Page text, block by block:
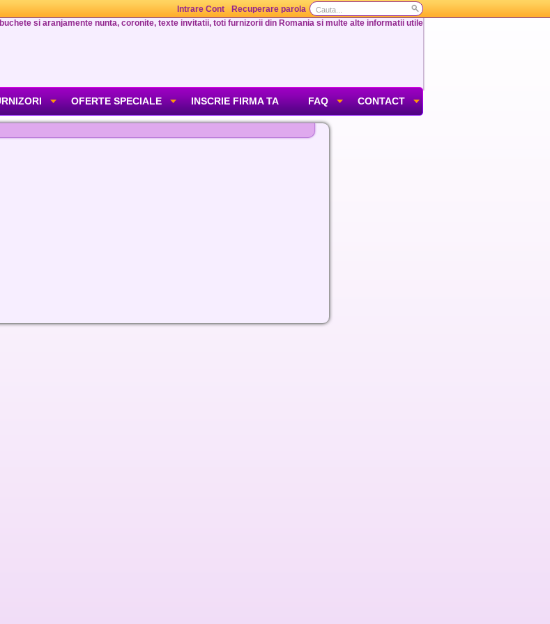
Intrare Cont
Recuperare parola
si aranjamente nunta, coronite, texte invitatii, toti furnizorii din Romania si multe alte informatii utile
OFERTE SPECIALE INSCRIE FIRMA TA FAQ CONTACT